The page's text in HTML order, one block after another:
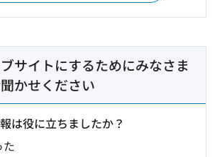
サイトにするためにみなさま
かせください
は役に立ちましたか？
た